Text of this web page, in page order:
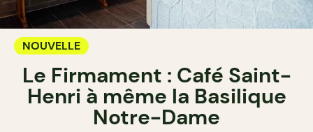
NOUVELLE
Le Firmament : Café Saint-
Henri à même la Basilique
Notre-Dame